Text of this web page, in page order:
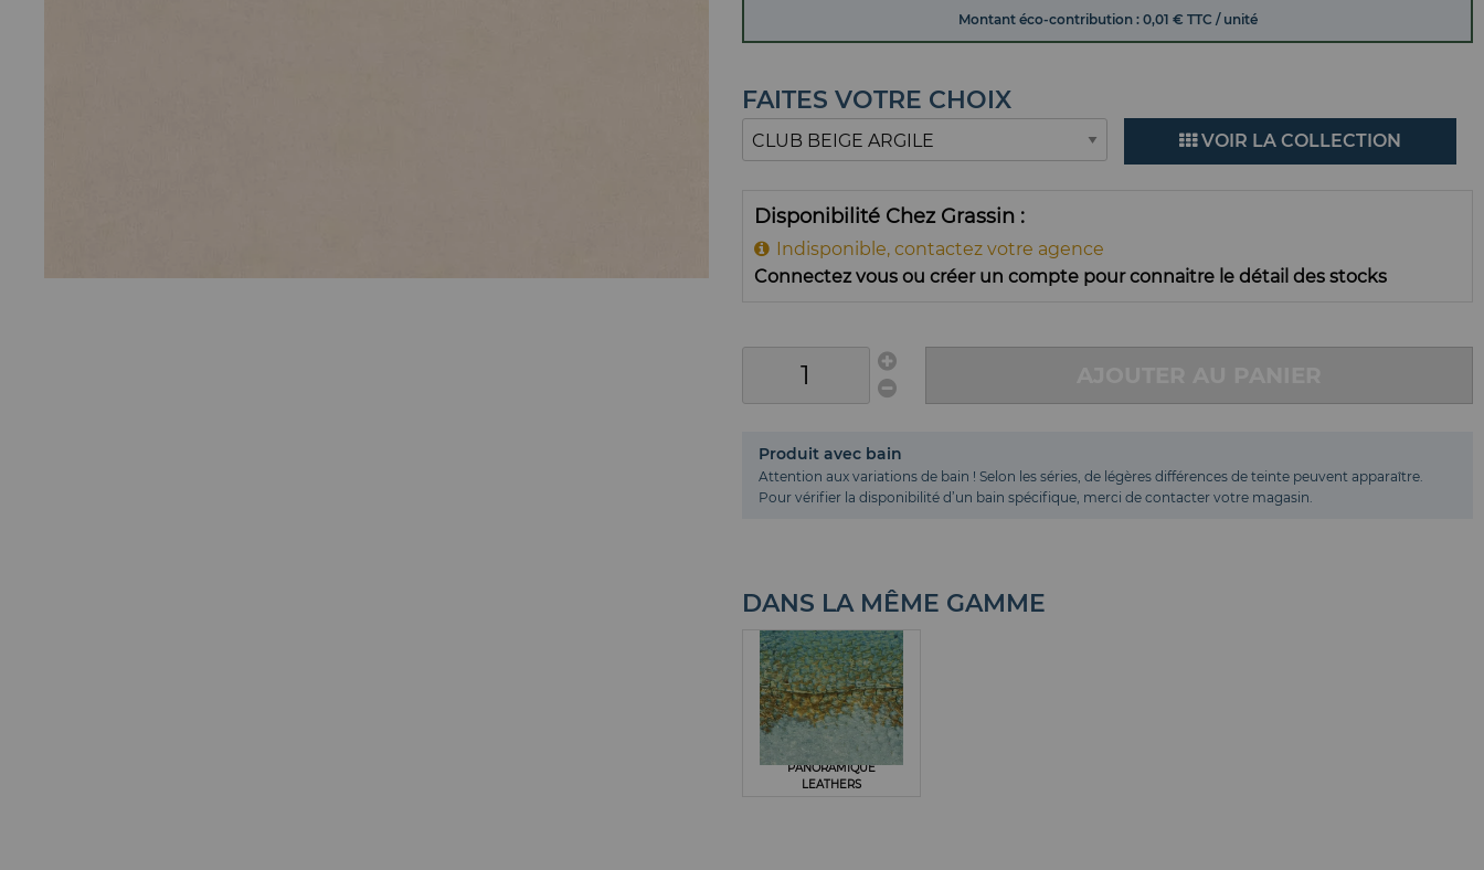
Montant éco-contribution : 0,01 € TTC / unité
FAITES VOTRE CHOIX
VOIR LA COLLECTION
Disponibilité Chez Grassin
Indisponible, contactez votre agence
Connectez vous ou créer un compte pour connaitre le détail des stocks
Produit avec bain
Attention aux variations de bain ! Selon les séries, de légères différences de teinte peuvent apparaître.
Pour vérifier la disponibilité d’un bain spécifique, merci de contacter votre magasin.
DANS LA MÊME GAMME
PANORAMIQUE
LEATHERS